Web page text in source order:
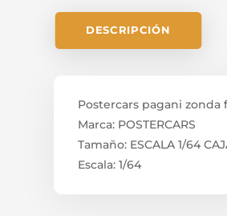
DESCRIPCIÓN
Postercars pagani zonda
Marca: POSTERCARS
Tamaño: ESCALA 1/64
Escala: 1/64